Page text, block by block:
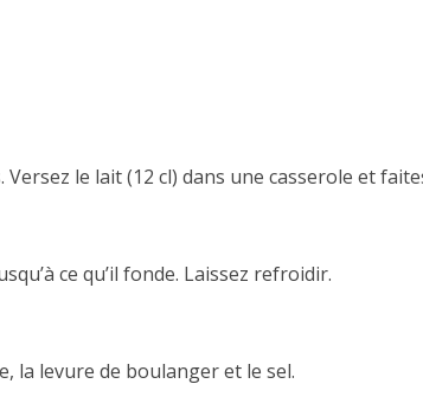
le lait (12 cl) dans une casserole et
ce qu’il fonde. Laissez refroidir.
la levure de boulanger et le sel.